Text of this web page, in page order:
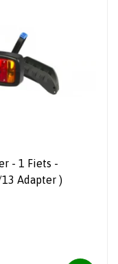
- 1 Fiets -
kg - 7 Polig - ( + 7/13 Adapter )